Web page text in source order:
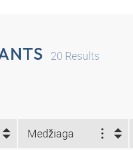
20 Results
Medžiaga